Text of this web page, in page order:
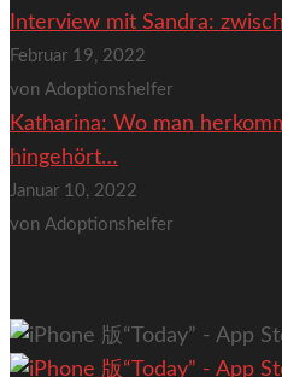
Interview mit Sandra:
Februar 19, 2022
von Adoptionshelfer
Katharina: Wo man
hingehört…
Januar 10, 2022
von Adoptionshelfer